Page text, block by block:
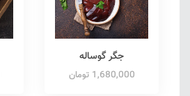
جگر گوساله
1,680,000 تومان